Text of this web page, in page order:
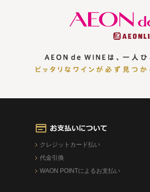
クレジットカード払い
代金引換
WAON POINTによるお支払い